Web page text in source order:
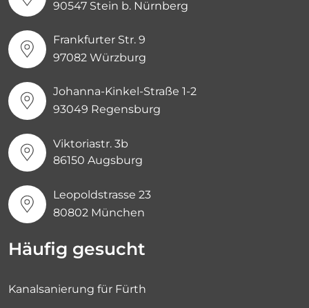
90547 Stein b. Nürnberg
Frankfurter Str. 9
97082 Würzburg
Johanna-Kinkel-Straße 1-2
93049 Regensburg
Viktoriastr. 3b
86150 Augsburg
Leopoldstrasse 23
80802 München
Häufig gesucht
Kanalsanierung für Fürth